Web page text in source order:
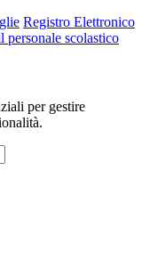
Registro Elettronico
personale scolastico
per gestire